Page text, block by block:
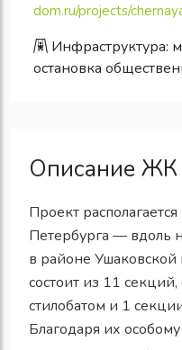
dom.ru/projects/
Инфраструктура:
остановка
Описание ЖК
Проект
Петербурга — вдоль
в районе
состоит из 11
стилобатом и 1
Благодаря их